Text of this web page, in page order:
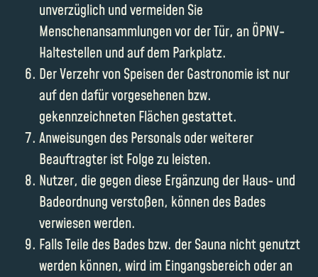
unverzüglich und vermeiden Sie
Menschenansammlungen vor der Tür, an ÖPNV-
Haltestellen und auf dem Parkplatz.
Der Verzehr von Speisen der Gastronomie ist nur
auf den dafür vorgesehenen bzw.
gekennzeichneten Flächen gestattet.
Anweisungen des Personals oder weiterer
Beauftragter ist Folge zu leisten.
Nutzer, die gegen diese Ergänzung der Haus- und
Badeordnung verstoßen, können des Bades
verwiesen werden.
Falls Teile des Bades bzw. der Sauna nicht genutzt
werden können, wird im Eingangsbereich oder an